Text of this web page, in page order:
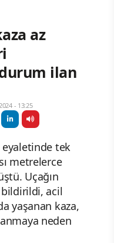
az
ilan
- 13:25
eyaletinde tek
metrelerce
Uçağın
acil
yaşanan kaza,
neden